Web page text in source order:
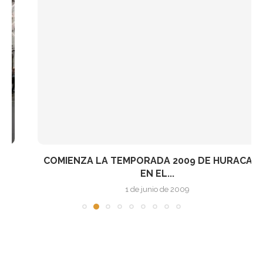
COMIENZA LA TEMPORADA 2009 DE HURACANES
EN EL...
1 de junio de 2009